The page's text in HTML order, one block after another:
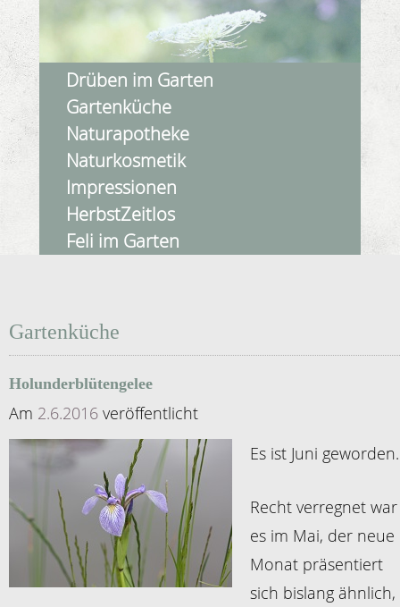
Drüben im Garten
Gartenküche
Naturapotheke
Naturkosmetik
Impressionen
HerbstZeitlos
Feli im Garten
Gartenküche
Holunderblütengelee
Am 2.6.2016 veröffentlicht
Es ist Juni geworden.
Recht verregnet war
es im Mai, der neue
Monat präsentiert
sich bislang ähnlich,